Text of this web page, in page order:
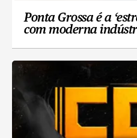
Ponta Grossa é a
com moderna